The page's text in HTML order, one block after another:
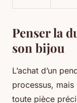
Penser la
son bijou
L’achat d’un
processus, mais
toute pièce